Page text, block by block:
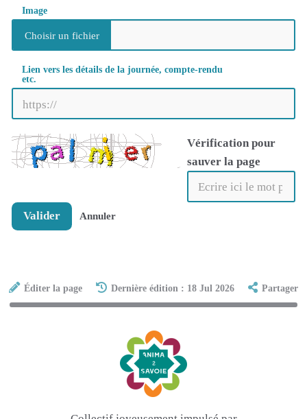
Image
Lien vers les détails de la journée, compte-rendu
etc.
Vérification pour
sauver la page
Valider Annuler
Éditer la page Dernière édition : 18 Jul 2026 Partager